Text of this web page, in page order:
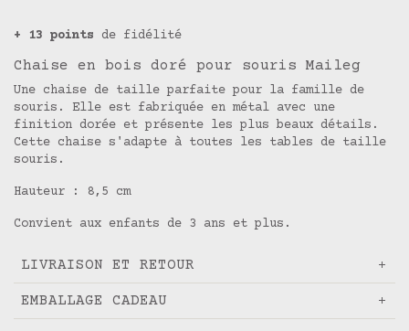
+ 13 points de fidélité
Chaise en bois doré pour souris Maileg
Une chaise de taille parfaite pour la famille de
souris. Elle est fabriquée en métal avec une
finition dorée et présente les plus beaux détails.
Cette chaise s'adapte à toutes les tables de taille
souris.
Hauteur : 8,5 cm
Convient aux enfants de 3 ans et plus.
LIVRAISON ET RETOUR
EMBALLAGE CADEAU